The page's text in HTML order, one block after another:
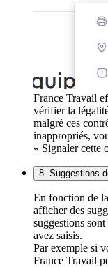
France Travail
vérifier la
malgré ces
inappropriés,
« Signaler cette
8. Suggestions
En fonction de
afficher des
suggestions
avez saisis.
Par exemple si
France Travail